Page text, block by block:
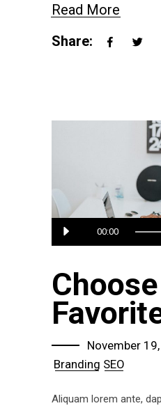
Read More
Share:
Audio
00:00
November
Branding SEO
Aliquam lorem ante,